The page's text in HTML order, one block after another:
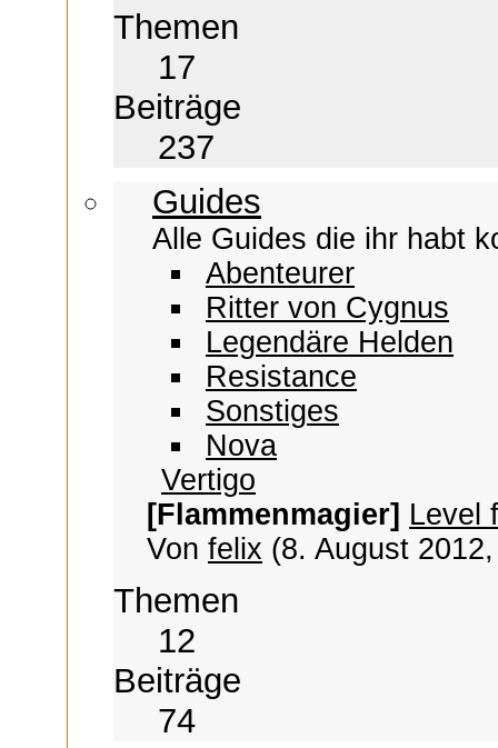
Themen
17
Beiträge
237
Guides
Alle Guides die ihr habt
Abenteurer
Ritter von Cygnus
Legendäre Helden
Resistance
Sonstiges
Nova
Vertigo
[Flammenmagier] Level
Von felix (8. August
Themen
12
Beiträge
74